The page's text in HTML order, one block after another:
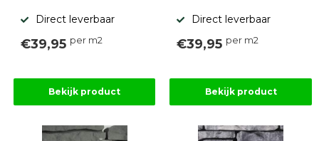
Direct leverbaar
€39,95 per m2
Bekijk product
Direct leverbaar
€39,95 per m2
Bekijk product